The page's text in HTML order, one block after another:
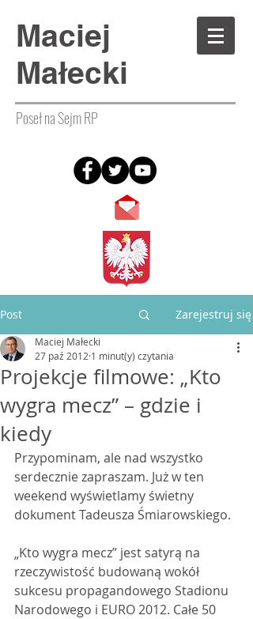
Maciej
Małecki
Poseł na Sejm RP
Post Zarejestruj się
Projekcje filmowe: „Kto
wygra mecz” – gdzie i
kiedy
Maciej Małecki
27 paź 2012 1 minut(y) czytania
Przypominam, ale nad wszystko
serdecznie zapraszam. Już w ten
weekend wyświetlamy świetny
dokument Tadeusza Śmiarowskiego.
„Kto wygra mecz” jest satyrą na
rzeczywistość budowaną wokół
sukcesu propagandowego Stadionu
Narodowego i EURO 2012. Całe 50